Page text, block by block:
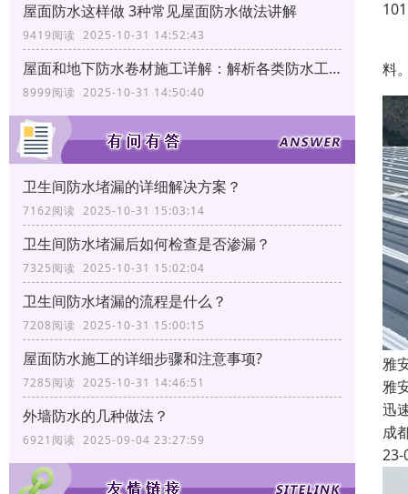
屋面防水这样做 3种常见屋面防水做法讲解
9419阅读 2025-10-31 14:52:43
屋面和地下防水卷材施工详解：解析各类防水工艺
8999阅读 2025-10-31 14:50:40
卫生间防水堵漏的详细解决方案？
7162阅读 2025-10-31 15:03:14
卫生间防水堵漏后如何检查是否渗漏？
7325阅读 2025-10-31 15:02:04
卫生间防水堵漏的流程是什么？
7208阅读 2025-10-31 15:00:15
屋面防水施工的详细步骤和注意事项?
7285阅读 2025-10-31 14:46:51
外墙防水的几种做法？
6921阅读 2025-09-04 23:27:59
料
雅
雅
迅
成
23-